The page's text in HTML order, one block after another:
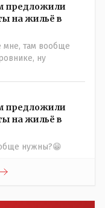
эти сбои и
Но, этих
мало для
молодых
по опыту
с
алюминевой
в селе
допустим
жизни -
флешку
УМНЫЕ люди
предложили
на жильё в
мне, там вообще
ну
предложили
на жильё в
нужны?😁